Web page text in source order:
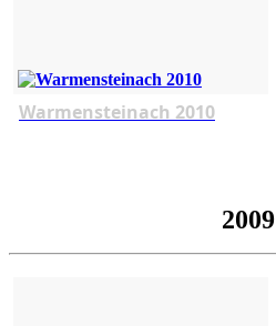
Warmensteinach 2010
2009